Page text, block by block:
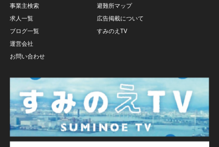
事業主検索
避難所マップ
求人一覧
広告掲載について
ブログ一覧
すみのえTV
運営会社
お問い合わせ